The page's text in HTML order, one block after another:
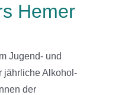
Hemer
Jugend- und
jährliche Alkohol-
der